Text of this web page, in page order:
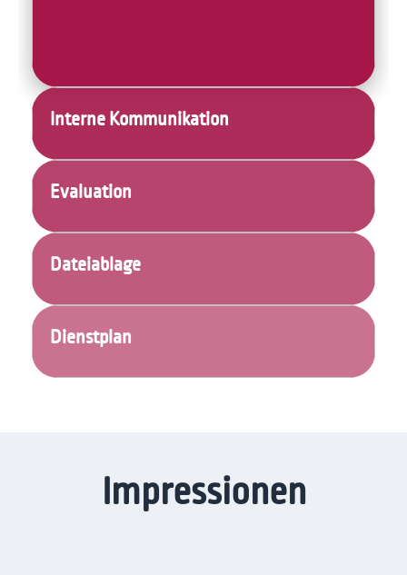
Interne Kommunikation
Evaluation
Dateiablage
Dienstplan
Impressionen